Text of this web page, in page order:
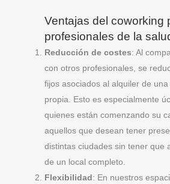
Ventajas del coworking
profesionales de la
Reducción de costes: Al
con otros profesionales, se
fijos asociados al alquiler de una
propia. Esto es especialmente
quienes están comenzando su
aquellos que desean tener
distintas ciudades sin tener que
de un local completo.
Flexibilidad: En nuestros